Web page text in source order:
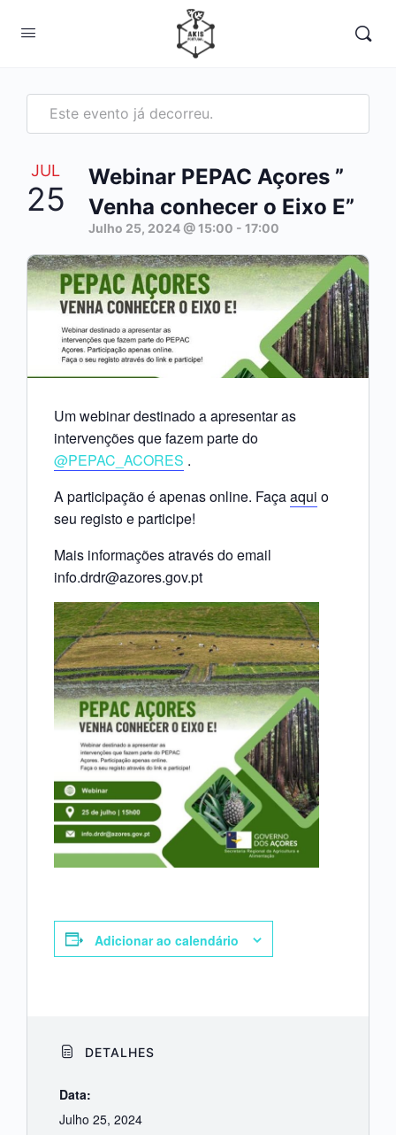
Este evento já decorreu.
JUL
25
Webinar PEPAC Açores ”
Venha conhecer o Eixo E”
Julho 25, 2024 @ 15:00 - 17:00
Um webinar destinado a apresentar as
intervenções que fazem parte do
@PEPAC_ACORES .
A participação é apenas online. Façaaqui o
seu registo e participe!
Mais informações através do email
info.drdr@azores.gov.pt
Adicionar ao calendário
DETALHES
Data:
Julho 25, 2024